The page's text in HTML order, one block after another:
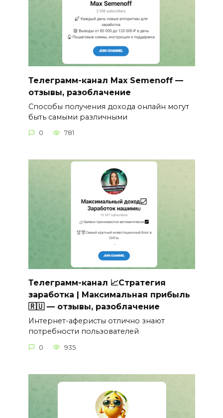
Телеграмм-канал Max Semenoff —
отзывы, разоблачение
Способы получения дохода онлайн могут
быть самыми различными
0 781
Телеграмм-канал 📈Стратегия
заработка | Максимальная прибыль
🇷🇺 — отзывы, разоблачение
Интернет-аферисты отлично знают
потребности пользователей
0 935